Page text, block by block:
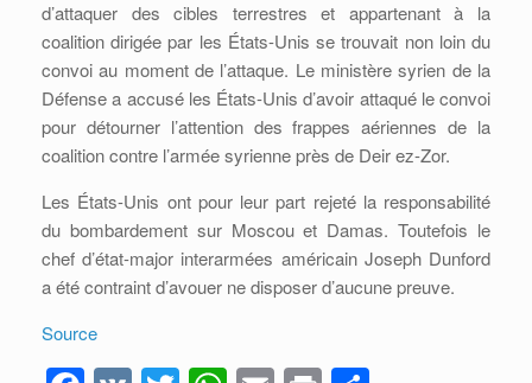
d’attaquer des cibles terrestres et appartenant à la
coalition dirigée par les États-Unis se trouvait non loin du
convoi au moment de l’attaque. Le ministère syrien de la
Défense a accusé les États-Unis d’avoir attaqué le convoi
pour détourner l’attention des frappes aériennes de la
coalition contre l’armée syrienne près de Deir ez-Zor.
Les États-Unis ont pour leur part rejeté la responsabilité
du bombardement sur Moscou et Damas. Toutefois le
chef d’état-major interarmées américain Joseph Dunford
a été contraint d’avouer ne disposer d’aucune preuve.
Source